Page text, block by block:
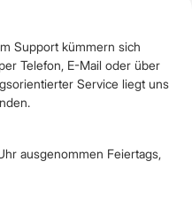
Support kümmern sich
Telefon, E-Mail oder über
Service liegt uns
ausgenommen Feiertags,